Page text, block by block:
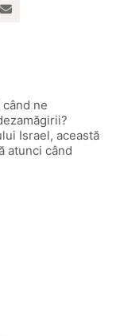
ne
Israel, această
atunci când